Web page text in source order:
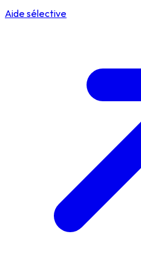
Aide sélective